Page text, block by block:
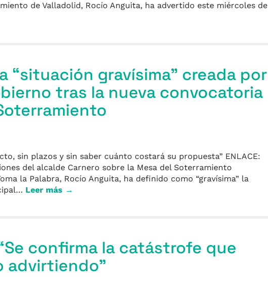
de Valladolid, Rocío Anguita, ha advertido este miércoles de
“situación gravísima” creada por
tras la nueva convocatoria
sin plazos y sin saber cuánto costará su propuesta” ENLACE:
del alcalde Carnero sobre la Mesa del Soterramiento
la Palabra, Rocío Anguita, ha definido como “gravísima” la
Leer más →
confirma la catástrofe que
advirtiendo”